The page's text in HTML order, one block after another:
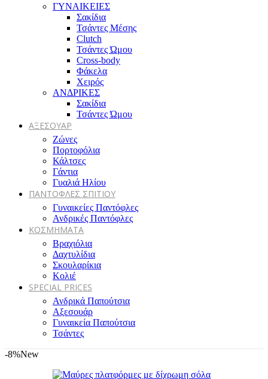
ΓΥΝΑΙΚΕΙΕΣ
Σακίδια
Τσάντες Μέσης
Clutch
Τσάντες Ώμου
Cross-body
Φάκελα
Χειρός
ΑΝΔΡΙΚΕΣ
Σακίδια
Τσάντες Ώμου
ΑΞΕΣΟΥΑΡ
Ζώνες
Πορτοφόλια
Κάλτσες
Γάντια
Γυαλιά Ηλίου
ΠΑΝΤΟΦΛΕΣ ΣΠΙΤΙΟΥ
Γυναικείες Παντόφλες
Ανδρικές Παντόφλες
ΚΟΣΜΗΜΑΤΑ
Βραχιόλια
Δαχτυλίδια
Σκουλαρίκια
Κολιέ
SPECIAL PRICES
Ανδρικά Παπούτσια
Αξεσουάρ
Γυναικεία Παπούτσια
Τσάντες
-8%New